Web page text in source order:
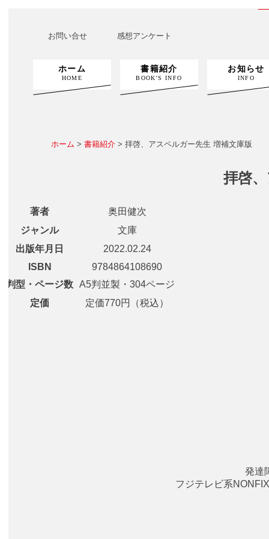
お問い合せ 感想アンケート
ホーム
HOME
書籍紹介
BOOK'S INFO
お知らせ
INFO
ホーム > 書籍紹介 > 拝啓、アスペルガー先生 増補文庫版
拝啓
著者
奥田健次
ジャンル
文庫
出版年月日
2022.02.24
ISBN
9784864108690
判型・ページ数 A5判並製・304ページ
定価
定価770円（税込）
発達
フジテレビ系